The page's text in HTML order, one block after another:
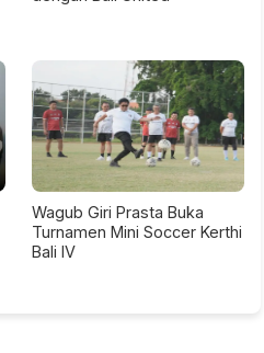
Wagub Giri Prasta Buka
Turnamen Mini Soccer Kerthi
Bali IV